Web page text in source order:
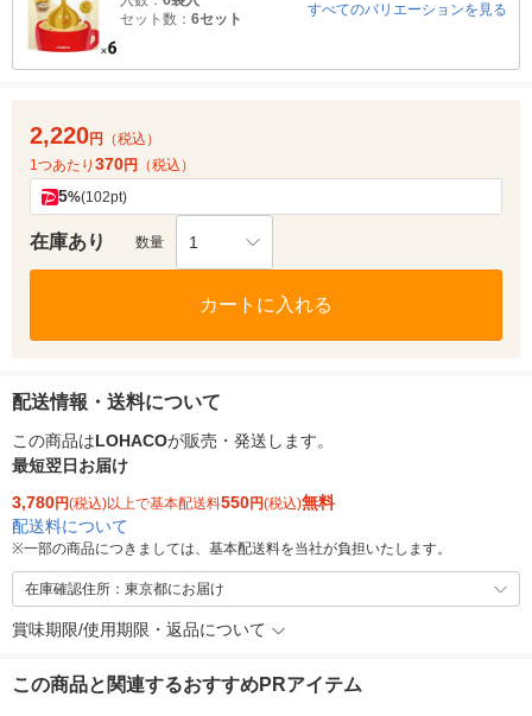
セット数： 6セット
すべてのバリエーションを見る
2,220円
（税込）
1つあたり 370円 （税込）
5%(102pt)
在庫あり 数量 1
カートに入れる
配送情報・送料について
この商品はLOHACOが販売・発送します。
最短翌日お届け
3,780円(税込)以上で基本配送料550円(税込)無料
配送料について
※一部の商品につきましては、基本配送料を当社が負担いたします。
在庫確認住所：東京都にお届け
賞味期限/使用期限・返品について
この商品と関連するおすすめPRアイテム